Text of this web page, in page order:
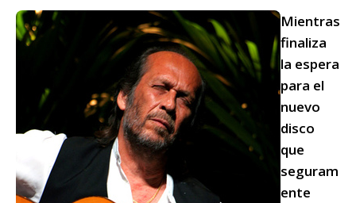
Mientras
finaliza
la espera
para el
nuevo
disco
que
seguram
ente